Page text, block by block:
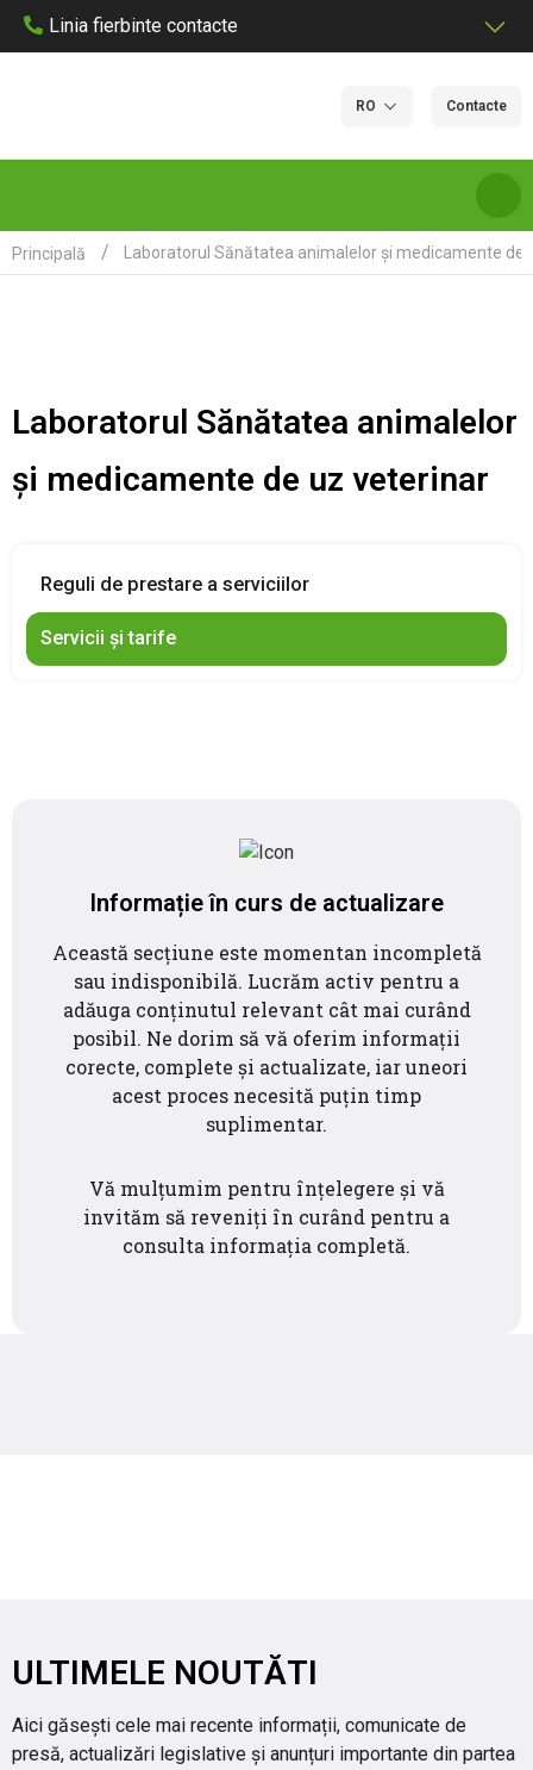
Linia fierbinte contacte
RO Contacte
DESPRE NOI
LABORATOARE
CERTIFICARE
Principală Laboratorul Sănătatea animalelor și medicamente de
Laboratorul Sănătatea animalelor
și medicamente de uz veterinar
Reguli de prestare a serviciilor
Servicii și tarife
Informație în curs de actualizare
Această secțiune este momentan incompletă
sau indisponibilă. Lucrăm activ pentru a
adăuga conținutul relevant cât mai curând
posibil. Ne dorim să vă oferim informații
corecte, complete și actualizate, iar uneori
acest proces necesită puțin timp
suplimentar.
Vă mulțumim pentru înțelegere și vă
invităm să reveniți în curând pentru a
consulta informația completă.
ULTIMELE NOUTĂTI
Aici găsești cele mai recente informații, comunicate de
presă, actualizări legislative și anunțuri importante din partea